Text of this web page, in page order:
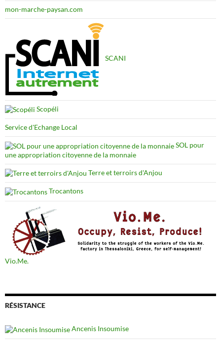
mon-marche-paysan.com
SCANI
Scopéli
Service d'Echange Local
SOL pour
une appropriation citoyenne de la monnaie
Terre et terroirs d'Anjou
Trocantons
Vio.Me.
RÉSISTANCE
Ancenis Insoumise